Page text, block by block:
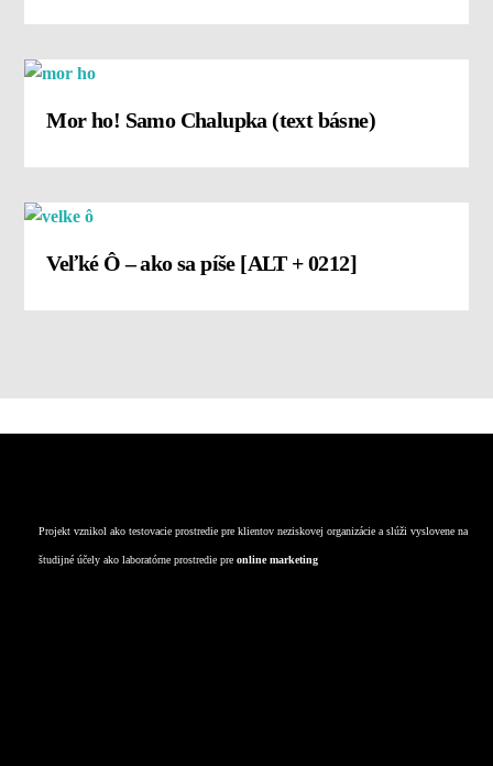
Mor ho! Samo Chalupka (text básne)
Veľké Ô – ako sa píše [ALT + 0212]
Projekt vznikol ako testovacie prostredie pre klientov neziskovej organizácie a slúži vyslovene na
študijné účely ako laboratórne prostredie preonline marketing